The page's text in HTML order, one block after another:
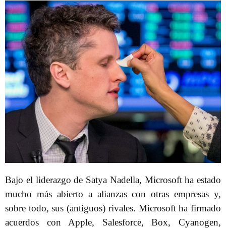
Bajo el liderazgo de Satya Nadella, Microsoft ha estado
mucho más abierto a alianzas con otras empresas y,
sobre todo, sus (antiguos) rivales. Microsoft ha firmado
acuerdos con Apple, Salesforce, Box, Cyanogen,